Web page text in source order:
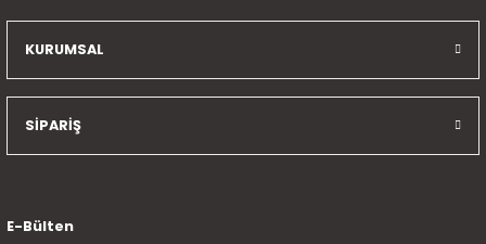
KURUMSAL
SİPARİŞ
E-Bülten